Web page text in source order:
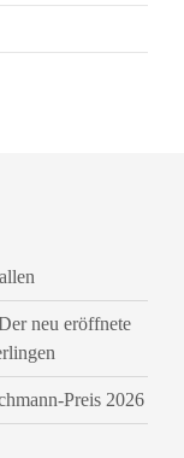
neu eröffnete
Preis 2026